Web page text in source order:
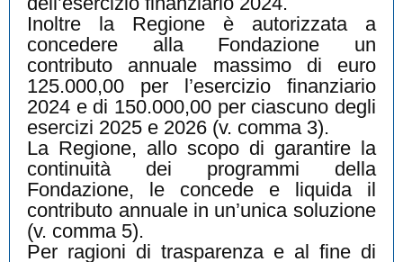
Inoltre la Regione è autorizzata a
concedere alla Fondazione un
contributo annuale massimo di euro
125.000,00 per l’esercizio finanziario
2024 e di 150.000,00 per ciascuno degli
esercizi 2025 e 2026 (v. comma 3).
La Regione, allo scopo di garantire la
continuità dei programmi della
Fondazione, le concede e liquida il
contributo annuale in un’unica soluzione
(v. comma 5).
Per ragioni di trasparenza e al fine di